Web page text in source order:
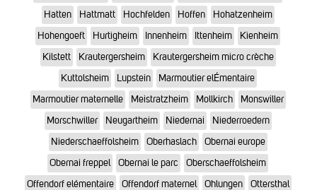
Hatten
Hattmatt Hochfelden Hoffen
Hohatzenheim
Hohengoeft
Hurtigheim Innenheim Ittenheim
Kienheim
Kilstett
Krautergersheim
Krautergersheim micro crèche
Kuttolsheim
Lupstein
Marmoutier elÉmentaire
Marmoutier maternelle
Meistratzheim Mollkirch
Monswiller
Morschwiller
Neugartheim Niedernai
Niederroedern
Niederschaeffolsheim
Oberhaslach
Obernai europe
Obernai freppel
Obernai le parc
Oberschaeffolsheim
Offendorf elémentaire
Offendorf maternel Ohlungen Ottersthal